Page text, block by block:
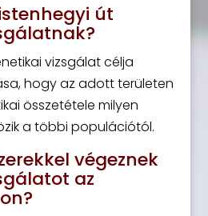
út
vizsgálat célja
hogy az adott területen
összetétele milyen
a többi populációtól.
végeznek
az